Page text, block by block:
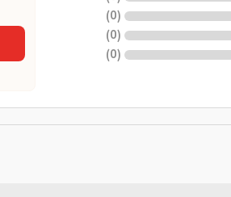
(
0
)
(
0
)
(
0
)